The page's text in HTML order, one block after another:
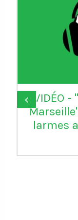
VIDÉO
larmes
‹